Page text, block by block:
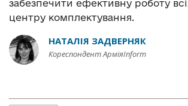
забезпечити ефективну роботу
центру комплектування.
НАТАЛІЯ ЗАДВЕРНЯК
Кореспондент АрміяInform